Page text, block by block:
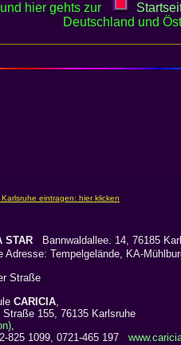
hier gehts zur
Deutschland und
STAR Bannwaldallee. 14, 76185
Tempelgelände, KA-
Straße
CARICIA,
155, 76135 Karlsruhe
,
825 1099, 0721-465 197